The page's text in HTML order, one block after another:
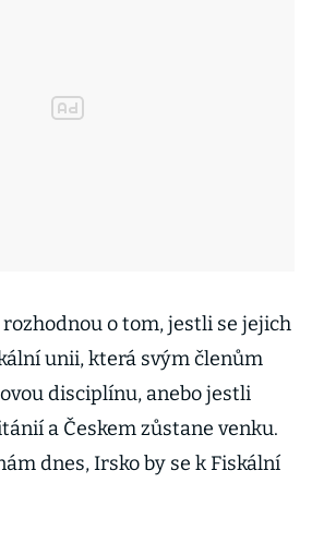
o tom, jestli se jejich
unii, která svým členům
disciplínu, anebo jestli
a Českem zůstane venku.
dnes, Irsko by se k Fiskální